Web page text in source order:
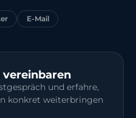
E-Mail
und erfahre,
konkret weiterbringen